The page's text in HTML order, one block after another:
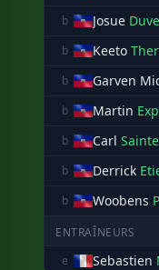
b Josue
b Keeto
b Garven
b Martin
b Carl Sainte
b Derrick
b Woobens
ENTRAÎNEURS
e
Sebastien